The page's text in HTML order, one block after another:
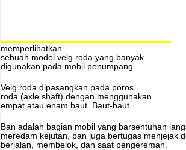
memperlihatkan
sebuah model velg roda yang banyak
digunakan pada mobil penumpang.
Velg roda dipasangkan pada poros
roda (axle shaft) dengan menggunakan
empat atau enam baut. Baut-baut
Ban adalah bagian mobil yang barsentuhan
meredam kejutan, ban juga bertugas menjejak
berjalan, membelok, dan saat pengereman.